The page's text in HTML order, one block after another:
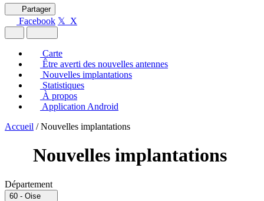
Partager
Facebook 𝕏 X
Carte
Être averti des nouvelles antennes
Nouvelles implantations
Statistiques
À propos
Application Android
Accueil / Nouvelles implantations
Nouvelles implantations
Département
60 - Oise